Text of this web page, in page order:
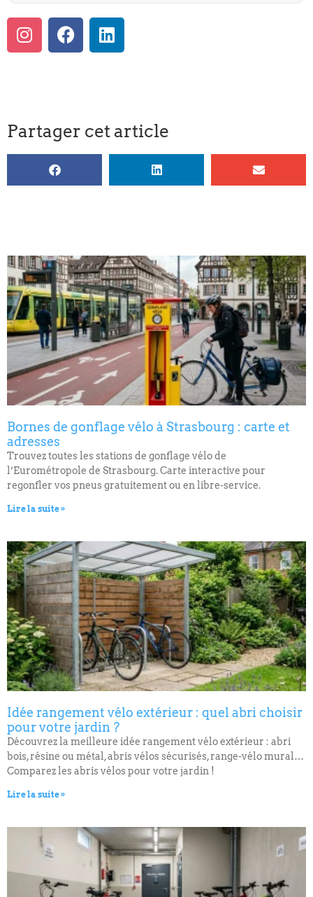
vérification régulière de chaque composant. Pour les
interventions lourdes sur la transmission, le passage
atelier professionnel reste la solution adaptée.
Partager cet article
Bornes de gonflage vélo à Strasbourg : carte et
adresses
Trouvez toutes les stations de gonflage vélo de
l’Eurométropole de Strasbourg. Carte interactive pour
regonfler vos pneus gratuitement ou en libre-service.
Lire la suite »
Idée rangement vélo extérieur : quel abri choisir
pour votre jardin ?
Découvrez la meilleure idée rangement vélo extérieur : abri
bois, résine ou métal, abris vélos sécurisés, range-vélo mural…
Comparez les abris vélos pour votre jardin !
Lire la suite »